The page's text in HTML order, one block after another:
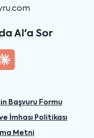
AI'a Sor
Başvuru Formu
İmhası Politikası
Metni